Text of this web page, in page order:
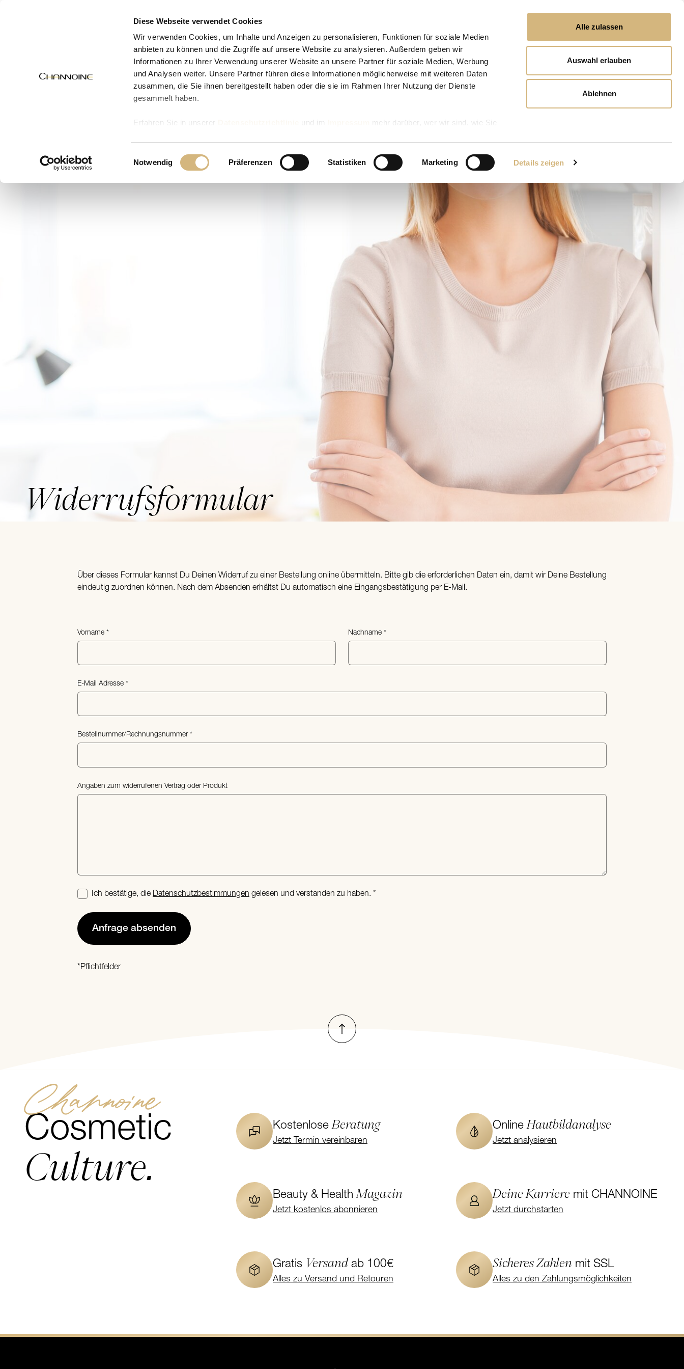
Diese Webseite verwendet Cookies
Wir verwenden Cookies, um Inhalte und Anzeigen zu personalisieren, Funktionen für soziale Medien
anbieten zu können und die Zugriffe auf unsere Website zu analysieren. Außerdem geben wir
Informationen zu Ihrer Verwendung unserer Website an unsere Partner für soziale Medien, Werbung
und Analysen weiter. Unsere Partner führen diese Informationen möglicherweise mit weiteren Daten
zusammen, die Sie ihnen bereitgestellt haben oder die sie im Rahmen Ihrer Nutzung der Dienste
gesammelt haben.
Erfahren Sie in unserer und im
mehr darüber, wer wir sind, wie Sie
Einwilligungsauswahl
Notwendig Präferenzen Statistiken Marketing Details zeigen
Alle zulassen
Auswahl erlauben
Ablehnen
Widerrufsformular
Über dieses Formular kannst Du Deinen Widerruf zu einer Bestellung online übermitteln. Bitte gib die erforderlichen Daten ein, damit wir Deine Bestellung
eindeutig zuordnen können. Nach dem Absenden erhältst Du automatisch eine Eingangsbestätigung per E-Mail.
Vorname Nachname
E-Mail Adresse
Bestellnummer/Rechnungsnummer
Angaben zum widerrufenen Vertrag oder Produkt
Ich bestätige, die Datenschutzbestimmungen gelesen und verstanden zu haben.
Anfrage absenden
*Pflichtfelder
Nach oben
Channoine
Cosmetic
Culture.
KostenloseBeratung
Jetzt Termin vereinbaren
OnlineHautbildanalyse
Jetzt analysieren
Beauty & HealthMagazin
Jetzt kostenlos abonnieren
Deine Karriere mit CHANNOINE
Jetzt durchstarten
Gratis Versand ab 100€
Alles zu Versand und Retouren
Sicheres Zahlen mit SSL
Alles zu den Zahlungsmöglichkeiten